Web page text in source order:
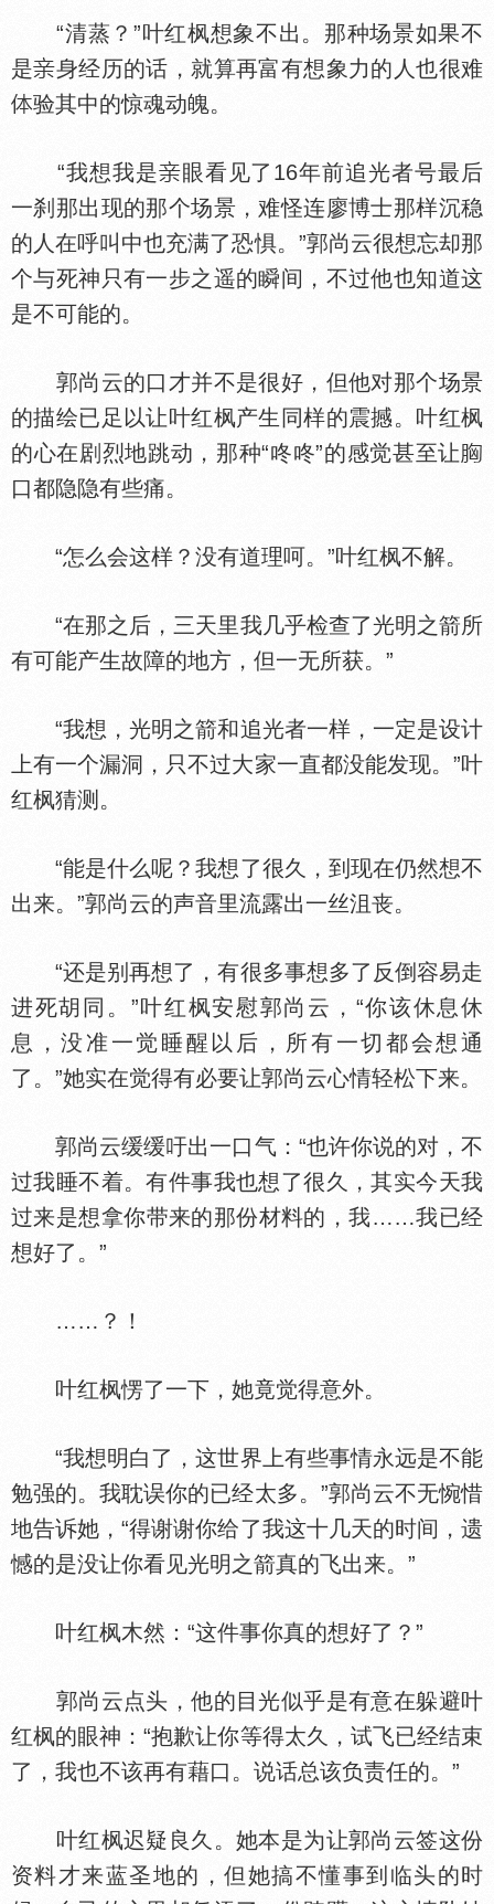
“清蒸？”叶红枫想象不出。那种场景如果不
是
身经历的话，就算再富有想象力的人也很难
验其中的惊魂动魄。
“我想我是
眼看见了16年前追光者号最后
一刹那出现的那个场景，难怪连廖博士那样沉稳
的人在呼叫中也充满了恐惧。”郭尚云很想忘却那
个与死神只有一步之遥的瞬间，不过他也知道这
是不可能的。
郭尚云的口才并不是很好，但他对那个场景
的描绘已足以让叶红枫产生同样的震撼。叶红枫
的心在剧烈地跳动，那种“咚咚”的感觉甚至让
口都隐隐有些痛。
“怎么会这样？没有道理呵。”叶红枫不解。
“在那之后，三天里我几乎检查了光明之箭所
有可能产生故障的地方，但一无所获。”
“我想，光明之箭和追光者一样，一定是设计
上有一个漏洞，只不过大家一直都没能发现。”叶
红枫猜测。
“能是什么呢？我想了很久，到现在仍然想不
出来。”郭尚云的声音里流露出一丝沮丧。
“还是别再想了，有很多事想多了反倒容易走
进死胡同。”叶红枫安慰郭尚云，“你该休息休
息，没准一觉睡醒以后，所有一切都会想通
了。”她实在觉得有必要让郭尚云心情轻松下来。
郭尚云缓缓吁出一口气：“也许你说的对，不
过我睡不着。有件事我也想了很久，其实今天我
过来是想拿你带来的那份材料的，我……我已经
想好了。”
……？！
叶红枫愣了一下，她竟觉得意外。
“我想明白了，这世界上有些事情永远是不能
勉强的。我耽误你的已经太多。”郭尚云不无惋惜
地告诉她，“得谢谢你给了我这十几天的时间，遗
憾的是没让你看见光明之箭真的飞出来。”
叶红枫木然：“这件事你真的想好了？”
郭尚云点头，他的目光似乎是有意在躲避叶
红枫的眼神：“抱歉让你等得太久，试飞已经结束
了，我也不该再有藉口。说话总该负责任的。”
叶红枫迟疑良久。她本是为让郭尚云签这份
资料才来蓝圣地的，但她搞不懂事到临头的时